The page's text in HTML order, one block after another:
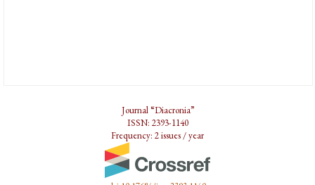
Journal “Diacronia”
ISSN: 2393-1140
Frequency: 2 issues / year